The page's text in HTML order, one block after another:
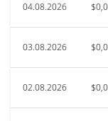
04.08.2026
03.08.2026
02.08.2026